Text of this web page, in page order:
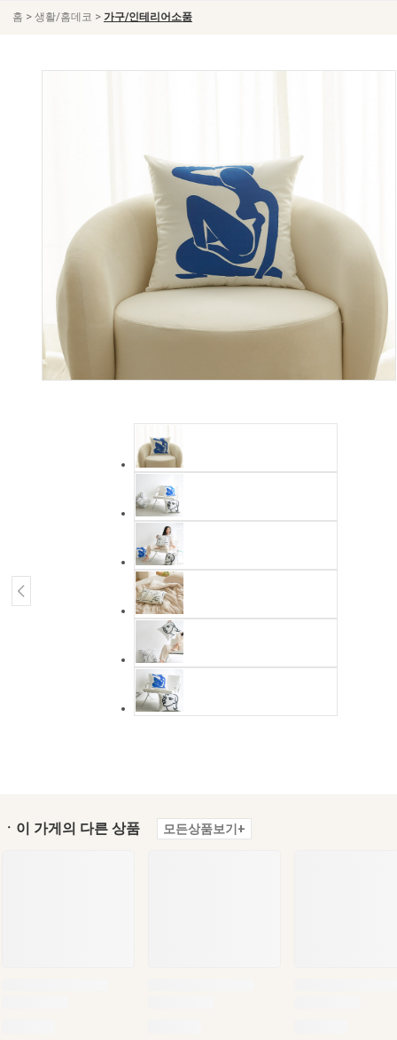
홈 > 생활/홈데코 > 가구/인테리어소품
ㆍ이 가게의 다른 상품 모든상품보기+